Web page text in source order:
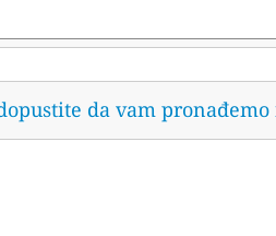
da vam